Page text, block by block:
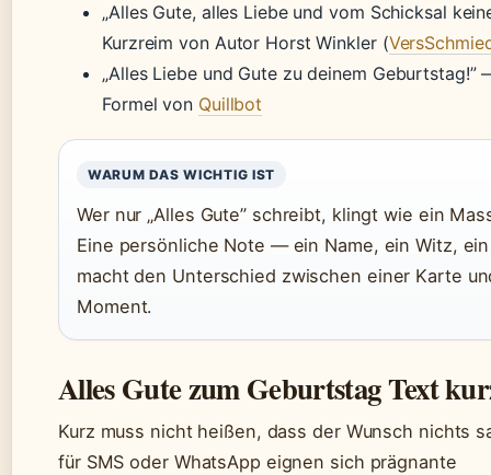
„Alles Gute, alles Liebe und vom Schicksal
Kurzreim von Autor Horst Winkler (
„Alles Liebe und Gute zu deinem Geburtstag!”
Formel von Quillbot
WARUM DAS WICHTIG IST
Wer nur „Alles Gute” schreibt, klingt wie ein
Eine persönliche Note — ein Name, ein Witz,
macht den Unterschied zwischen einer Karte
Moment.
Alles Gute zum Geburtstag Text
Kurz muss nicht heißen, dass der Wunsch nichts
für SMS oder WhatsApp eignen sich prägnante